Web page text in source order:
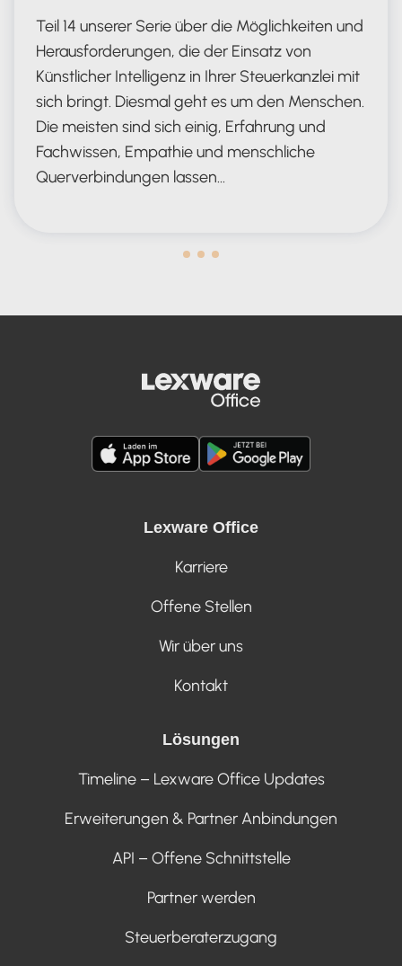
Teil 14 unserer Serie über die Möglichkeiten und
Herausforderungen, die der Einsatz von
Künstlicher Intelligenz in Ihrer Steuerkanzlei mit
sich bringt. Diesmal geht es um den Menschen.
Die meisten sind sich einig, Erfahrung und
Fachwissen, Empathie und menschliche
Querverbindungen lassen…
Lexware Office
Karriere
Offene Stellen
Wir über uns
Kontakt
Lösungen
Timeline – Lexware Office Updates
Erweiterungen & Partner Anbindungen
API – Offene Schnittstelle
Partner werden
Steuerberaterzugang